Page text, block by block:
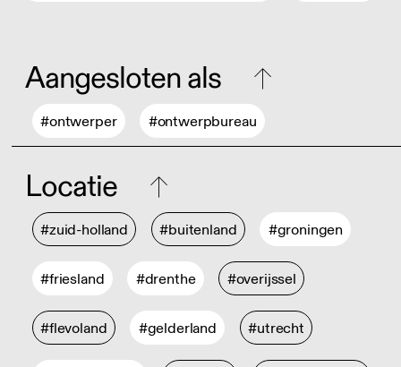
Aangesloten als
#ontwerper #ontwerpbureau
Locatie
#zuid-holland #buitenland #groningen
#friesland #drenthe #overijssel
#flevoland #gelderland #utrecht